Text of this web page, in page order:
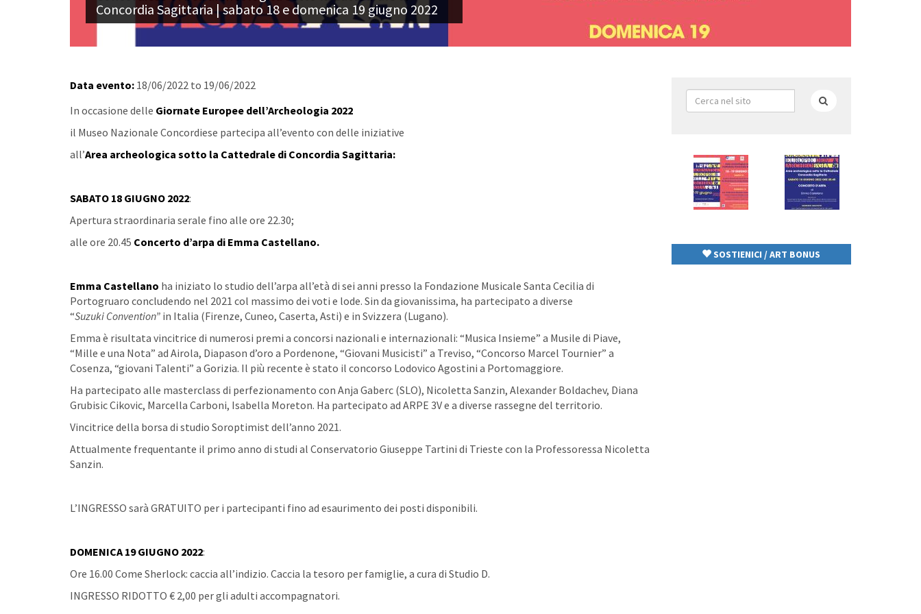
Concordia Sagittaria | sabato 18 e domenica 19 giugno 2022
Data evento: 18/06/2022 to 19/06/2022
In occasione delle Giornate Europee dell’Archeologia 2022
il Museo Nazionale Concordiese partecipa all’evento con delle iniziative
all’Area archeologica sotto la Cattedrale di Concordia Sagittaria:
SABATO 18 GIUGNO 2022:
Apertura straordinaria serale fino alle ore 22.30;
alle ore 20.45 Concerto d’arpa di Emma Castellano.
Emma Castellano ha iniziato lo studio dell’arpa all’età di sei anni presso la Fondazione Musicale Santa Cecilia di
Portogruaro concludendo nel 2021 col massimo dei voti e lode. Sin da giovanissima, ha partecipato a diverse
“Suzuki Convention” in Italia (Firenze, Cuneo, Caserta, Asti) e in Svizzera (Lugano).
Emma è risultata vincitrice di numerosi premi a concorsi nazionali e internazionali: “Musica Insieme” a Musile di Piave,
“Mille e una Nota” ad Airola, Diapason d’oro a Pordenone, “Giovani Musicisti” a Treviso, “Concorso Marcel Tournier” a
Cosenza, “giovani Talenti” a Gorizia. Il più recente è stato il concorso Lodovico Agostini a Portomaggiore.
Ha partecipato alle masterclass di perfezionamento con Anja Gaberc (SLO), Nicoletta Sanzin, Alexander Boldachev, Diana
Grubisic Cikovic, Marcella Carboni, Isabella Moreton. Ha partecipato ad ARPE 3V e a diverse rassegne del territorio.
Vincitrice della borsa di studio Soroptimist dell’anno 2021.
Attualmente frequentante il primo anno di studi al Conservatorio Giuseppe Tartini di Trieste con la Professoressa Nicoletta
Sanzin.
L’INGRESSO sarà GRATUITO per i partecipanti fino ad esaurimento dei posti disponibili.
DOMENICA 19 GIUGNO 2022:
Ore 16.00 Come Sherlock: caccia all’indizio. Caccia la tesoro per famiglie, a cura di Studio D.
INGRESSO RIDOTTO € 2,00 per gli adulti accompagnatori.
Form
di
SOSTIENICI / ART BONUS